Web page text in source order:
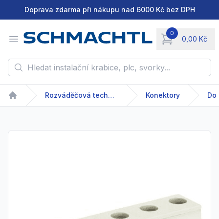
Doprava zdarma při nákupu nad 6000 Kč bez DPH
Open menu
0
0,00 Kč
items in cart,
Hledat instalační krabice, plc, svorky...
Home
Rozváděčová technika Konektory Do